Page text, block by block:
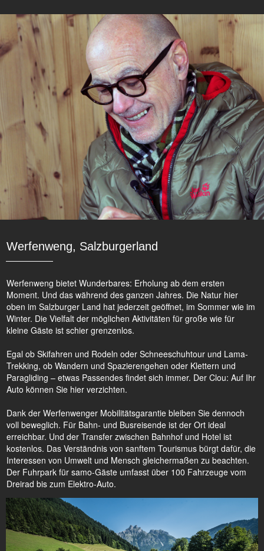
Werfenweng, Salzburgerland
Werfenweng bietet Wunderbares: Erholung ab dem ersten
Moment. Und das während des ganzen Jahres. Die Natur hier
oben im Salzburger Land hat jederzeit geöffnet, im Sommer wie im
Winter. Die Vielfalt der möglichen Aktivitäten für große wie für
kleine Gäste ist schier grenzenlos.
Egal ob Skifahren und Rodeln oder Schneeschuhtour und Lama-
Trekking, ob Wandern und Spazierengehen oder Klettern und
Paragliding – etwas Passendes findet sich immer. Der Clou: Auf Ihr
Auto können Sie hier verzichten.
Dank der Werfenwenger Mobilitätsgarantie bleiben Sie dennoch
voll beweglich. Für Bahn- und Busreisende ist der Ort ideal
erreichbar. Und der Transfer zwischen Bahnhof und Hotel ist
kostenlos. Das Verständnis von sanftem Tourismus bürgt dafür, die
Interessen von Umwelt und Mensch gleichermaßen zu beachten.
Der Fuhrpark für samo-Gäste umfasst über 100 Fahrzeuge vom
Dreirad bis zum Elektro-Auto.